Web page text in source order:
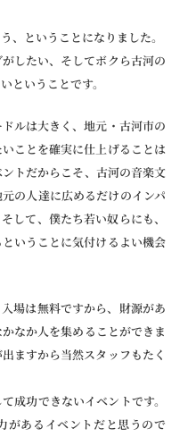
、ということになりました。
したい、そしてボクら古河の
ということです。
ルは大きく、地元・古河市の
ことを確実に仕上げることは
トだからこそ、古河の音楽文
の人達に広めるだけのインパ
して、僕たち若い奴らにも、
いうことに気付けるよい機会
場は無料ですから、財源があ
なか人を集めることができま
ますから当然スタッフもたく
成功できないイベントです。
があるイベントだと思うので